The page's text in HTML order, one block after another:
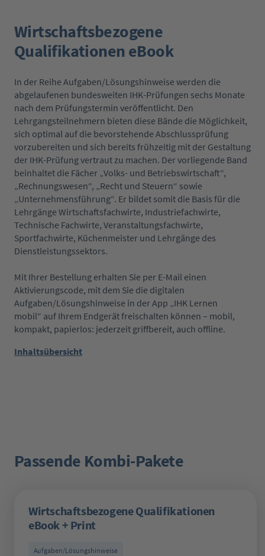
Wirtschaftsbezogene
Qualifikationen eBook
In der Reihe Aufgaben/Lösungshinweise werden die
abgelaufenen bundesweiten IHK-Prüfungen sechs Monate
nach dem Prüfungstermin veröffentlicht. Den
Lehrgangsteilnehmern bieten diese Bände die Möglichkeit,
sich optimal auf die bevorstehende Abschlussprüfung
vorzubereiten und sich bereits frühzeitig mit der Gestaltung
der IHK-Prüfung vertraut zu machen. Der vorliegende Band
beinhaltet die Fächer „Volks- und Betriebswirtschaft“,
„Rechnungswesen“, „Recht und Steuern“ sowie
„Unternehmensführung“. Er bildet somit die Basis für die
Lehrgänge Wirtschaftsfachwirte, Industriefachwirte,
Technische Fachwirte, Veranstaltungsfachwirte,
Sportfachwirte, Küchenmeister und Lehrgänge des
Dienstleistungssektors.
Mit Ihrer Bestellung erhalten Sie per E-Mail einen
Aktivierungscode, mit dem Sie die digitalen
Aufgaben/Lösungshinweise in der App „IHK Lernen
mobil“ auf Ihrem Endgerät freischalten können – mobil,
kompakt, papierlos: jederzeit griffbereit, auch offline.
Inhaltsübersicht
Produktgalerie überspringen
Passende Kombi-Pakete
Wirtschaftsbezogene Qualifikationen
eBook + Print
Aufgaben/Lösungshinweise